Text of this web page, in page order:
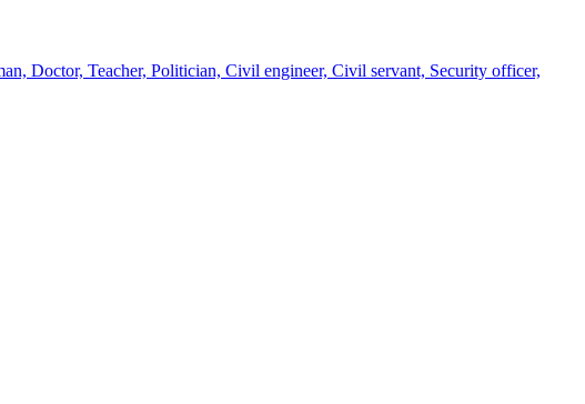
Doctor, Teacher, Politician, Civil engineer, Civil servant, Security officer,